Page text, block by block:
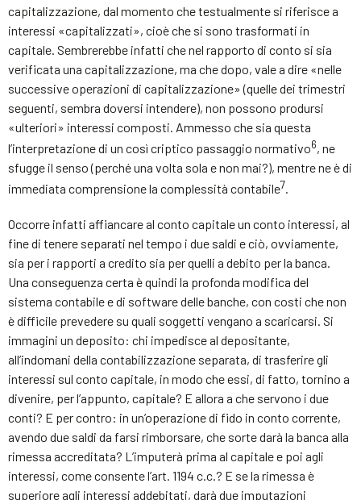
capitalizzazione, dal momento che testualmente si riferisce a
interessi «capitalizzati», cioè che si sono trasformati in
capitale. Sembrerebbe infatti che nel rapporto di conto si sia
verificata una capitalizzazione, ma che dopo, vale a dire «nelle
successive operazioni di capitalizzazione» (quelle dei trimestri
seguenti, sembra doversi intendere), non possono prodursi
«ulteriori» interessi composti. Ammesso che sia questa
l’interpretazione di un così criptico passaggio normativo6, ne
sfugge il senso (perché una volta sola e non mai?), mentre ne è di
immediata comprensione la complessità contabile7.
Occorre infatti affiancare al conto capitale un conto interessi, al
fine di tenere separati nel tempo i due saldi e ciò, ovviamente,
sia per i rapporti a credito sia per quelli a debito per la banca.
Una conseguenza certa è quindi la profonda modifica del
sistema contabile e di software delle banche, con costi che non
è difficile prevedere su quali soggetti vengano a scaricarsi. Si
immagini un deposito: chi impedisce al depositante,
all’indomani della contabilizzazione separata, di trasferire gli
interessi sul conto capitale, in modo che essi, di fatto, tornino a
divenire, per l’appunto, capitale? E allora a che servono i due
conti? E per contro: in un’operazione di fido in conto corrente,
avendo due saldi da farsi rimborsare, che sorte darà la banca alla
rimessa accreditata? L’imputerà prima al capitale e poi agli
interessi, come consente l’art. 1194 c.c.? E se la rimessa è
superiore agli interessi addebitati, darà due imputazioni